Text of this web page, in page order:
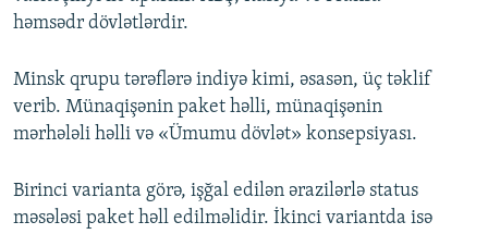
həmsədr dövlətlərdir.
Minsk qrupu tərəflərə indiyə kimi, əsasən, üç təklif
verib. Münaqişənin paket həlli, münaqişənin
mərhələli həlli və «Ümumu dövlət» konsepsiyası.
Birinci varianta görə, işğal edilən ərazilərlə status
məsələsi paket həll edilməlidir. İkinci variantda isə